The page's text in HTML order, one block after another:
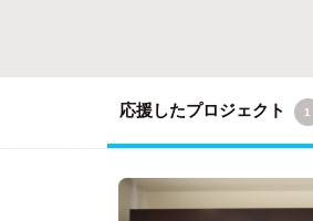
応援したプロジェクト 1